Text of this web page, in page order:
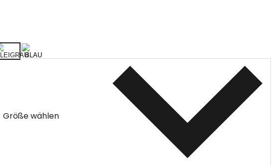
Größe wählen